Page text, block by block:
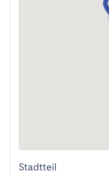
Stadtteil